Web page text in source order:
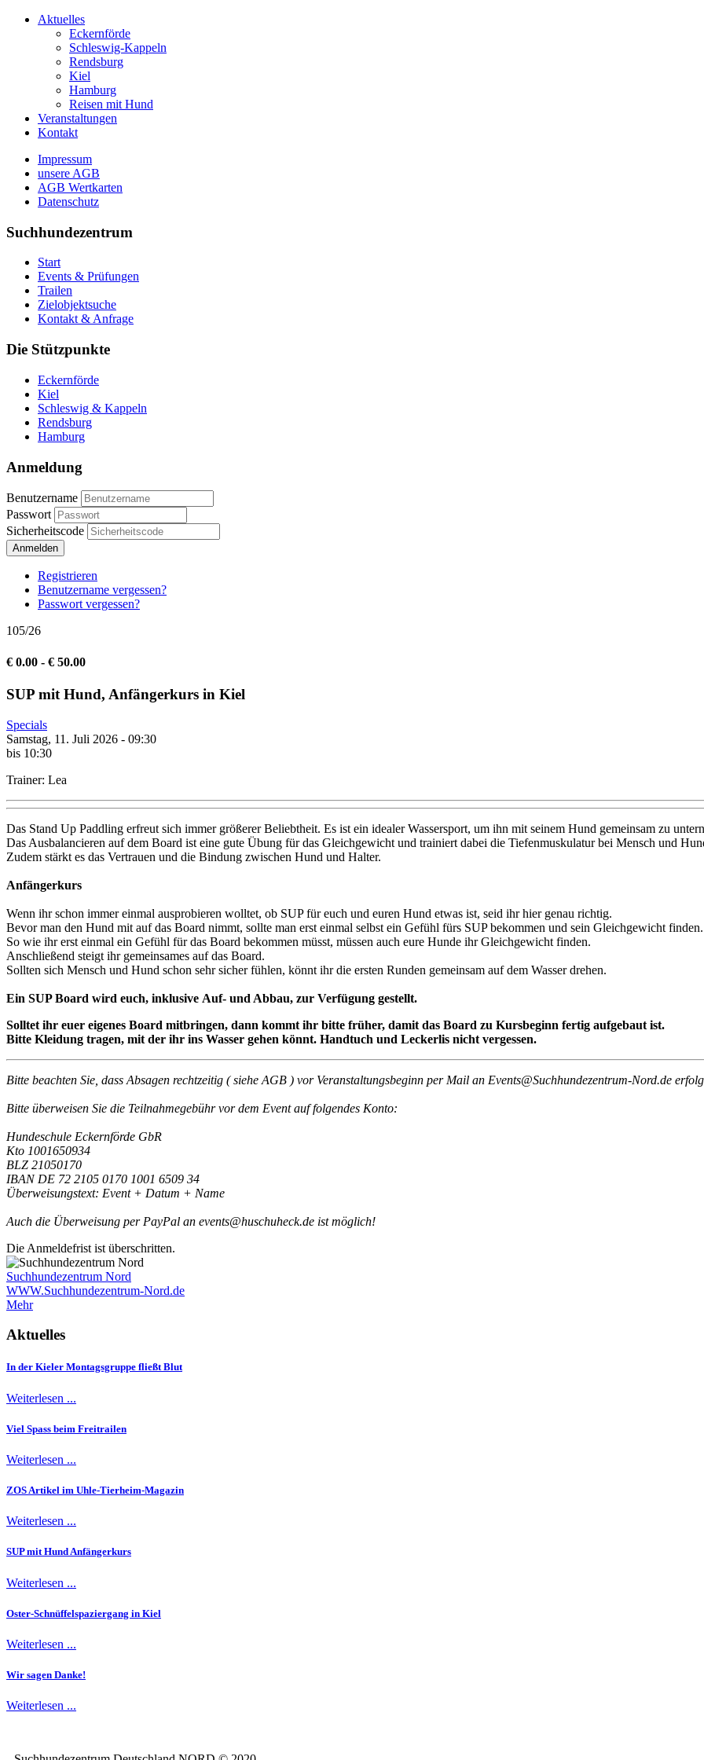
Aktuelles
Eckernförde
Schleswig-Kappeln
Rendsburg
Kiel
Hamburg
Reisen mit Hund
Veranstaltungen
Kontakt
Impressum
unsere AGB
AGB Wertkarten
Datenschutz
Suchhundezentrum
Start
Events & Prüfungen
Trailen
Zielobjektsuche
Kontakt & Anfrage
Die Stützpunkte
Eckernförde
Kiel
Schleswig & Kappeln
Rendsburg
Hamburg
Anmeldung
Benutzername
Passwort
Sicherheitscode
Anmelden
Registrieren
Benutzername vergessen?
Passwort vergessen?
105/26
€ 0.00 - € 50.00
SUP mit Hund, Anfängerkurs in Kiel
Specials
Samstag, 11. Juli 2026 - 09:30
bis 10:30
Trainer: Lea
Das Stand Up Paddling erfreut sich immer größerer Beliebtheit. Es ist ein idealer Wassersport, um ihn mit seinem Hund gemeinsam zu
Das Ausbalancieren auf dem Board ist eine gute Übung für das Gleichgewicht und trainiert dabei die Tiefenmuskulatur bei Mensch und
Zudem stärkt es das Vertrauen und die Bindung zwischen Hund und Halter.
Anfängerkurs
Wenn ihr schon immer einmal ausprobieren wolltet, ob SUP für euch und euren Hund etwas ist, seid ihr hier genau richtig.
Bevor man den Hund mit auf das Board nimmt, sollte man erst einmal selbst ein Gefühl fürs SUP bekommen und sein Gleichgewicht finden.
So wie ihr erst einmal ein Gefühl für das Board bekommen müsst, müssen auch eure Hunde ihr Gleichgewicht finden.
Anschließend steigt ihr gemeinsames auf das Board.
Sollten sich Mensch und Hund schon sehr sicher fühlen, könnt ihr die ersten Runden gemeinsam auf dem Wasser drehen.
Ein SUP Board wird euch, inklusive Auf- und Abbau, zur Verfügung gestellt.
Solltet ihr euer eigenes Board mitbringen, dann kommt ihr bitte früher, damit das Board zu Kursbeginn fertig aufgebaut ist.
Bitte Kleidung tragen, mit der ihr ins Wasser gehen könnt. Handtuch und Leckerlis nicht vergessen.
Bitte beachten Sie, dass Absagen rechtzeitig ( siehe AGB ) vor Veranstaltungsbeginn per Mail an Events@Suchhundezentrum-Nord.de
Bitte überweisen Sie die Teilnahmegebühr vor dem Event auf folgendes Konto:
Hundeschule Eckernförde GbR
Kto 1001650934
BLZ 21050170
IBAN DE 72 2105 0170 1001 6509 34
Überweisungstext: Event + Datum + Name
Auch die Überweisung per PayPal an events@huschuheck.de ist möglich!
Die Anmeldefrist ist überschritten.
Suchhundezentrum Nord
WWW.Suchhundezentrum-Nord.de
Mehr
Aktuelles
In der Kieler Montagsgruppe fließt Blut
Weiterlesen ...
Viel Spass beim Freitrailen
Weiterlesen ...
ZOS Artikel im Uhle-Tierheim-Magazin
Weiterlesen ...
SUP mit Hund Anfängerkurs
Weiterlesen ...
Oster-Schnüffelspaziergang in Kiel
Weiterlesen ...
Wir sagen Danke!
Weiterlesen ...